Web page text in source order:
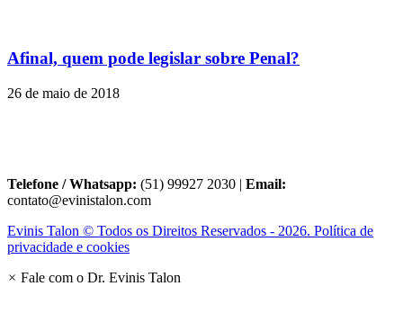
Afinal, quem pode legislar sobre Penal?
26 de maio de 2018
Telefone / Whatsapp: (51) 99927 2030 | Email:
contato@evinistalon.com
Evinis Talon © Todos os Direitos Reservados - 2026. Política de
privacidade e cookies
× Fale com o Dr. Evinis Talon